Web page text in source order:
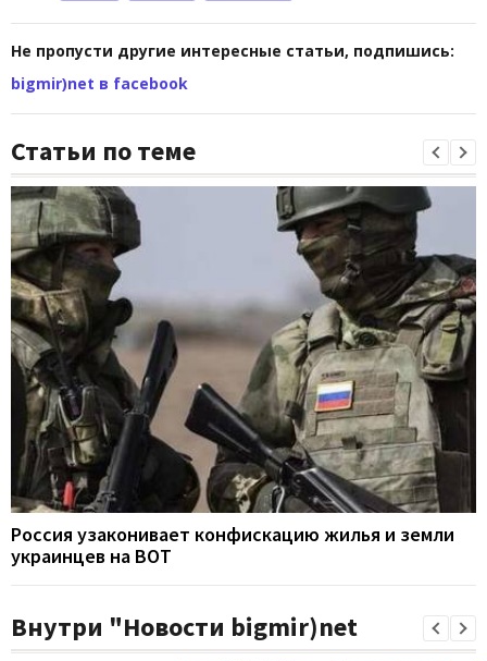
Не пропусти другие интересные статьи, подпишись:
bigmir)net в facebook
Статьи по теме
Россия узаконивает конфискацию жилья и земли
украинцев на ВОТ
Внутри "Новости bigmir)net